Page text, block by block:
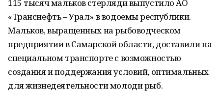
115 тысяч мальков стерляди выпустило АО
«Транснефть – Урал» в водоемы республики.
Мальков, выращенных на рыбоводческом
предприятии в Самарской области, доставили на
специальном транспорте с возможностью
создания и поддержания условий, оптимальных
для жизнедеятельности молоди рыб.